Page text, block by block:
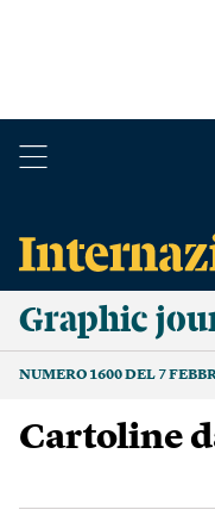
Graphic
NUMERO 1600 DEL 7
Cartoline